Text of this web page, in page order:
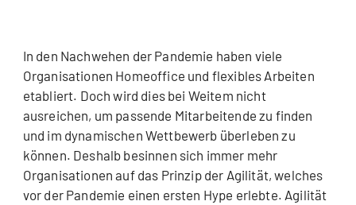
In den Nachwehen der Pandemie haben viele
Organisationen Homeoffice und flexibles Arbeiten
etabliert. Doch wird dies bei Weitem nicht
ausreichen, um passende Mitarbeitende zu finden
und im dynamischen Wettbewerb überleben zu
können. Deshalb besinnen sich immer mehr
Organisationen auf das Prinzip der Agilität, welches
vor der Pandemie einen ersten Hype erlebte. Agilität